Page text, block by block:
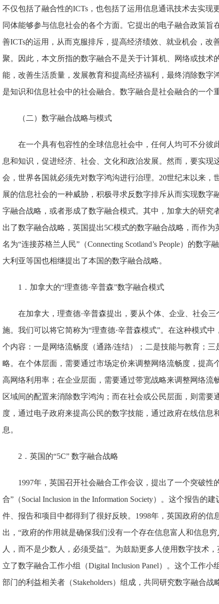
不仅包括了融合性的ICTs，也包括了运用信息通讯技术去实现
同体能够参与信息社会的各个方面。它提出的电子融合政策旨
善ICTs的运用，从而克服排斥，提高经济绩效、就业机会，改
聚。因此，本文所指的数字融合不是关于计算机、网络或技术
能，改善生活质量，发展教育和提高经济福利，最终消除数字
是知识和信息社会中的社会融合。数字融合是社会融合的一个
（二）数字融合战略与模式
在一个具有包容性的全球信息社会中，任何人均可不分彼
息和知识，促进经济、社会、文化和政治发展。然而，要实现
会，世界各国就必须先对数字鸿沟进行治理。20世纪末以来，
展的信息社会的一种威胁，积极寻求反数字排斥从而实现数字
字融合战略，或者形成了数字融合模式。其中，加拿大的研究
出了数字融合战略，英国提出5C模式的数字融合战略，而作为
名为“连接苏格兰人民”（Connecting Scotland’s People）的数
大利亚等国也相继提出了本国的数字融合战略。
1．加拿大的“理查德·辛普森”数字融合模式
在加拿大，理查德·辛普森提出，要从个体、企业、社会
施。我们可以将它简称为“理查德·辛普森模式”。在这种模式
个内容：一是网络流畅度（通路/连结）；二是技能与教育；
略。在个体层面，需要通过市场定价来调整网络流畅度，提高
高网络利用率；在企业层面，需要通过带宽战略来调整网络流
区域间的配置来消除数字鸿沟；而在社会或公民层面，则需要
度，通过电子政府来提高公民的数字技能，通过政府在线信息
息。
2．英国的“5C” 数字融合战略
1997年，英国召开社会融合工作会议，提出了一个突破性
合”（Social Inclusion in the Information Society）。这个报告的
件、报告和项目中都得到了很好反映。1998年，英国政府的信
出，“政府的作用就是确保我们没有一个存在信息富人和信息
人，而不是少数人，必须受益”。为鼓励更多人使用数字技术
立了数字融合工作小组（Digital Inclusion Panel）。这个工作
部门的利益相关者（Stakeholders）组成，共同研究数字融合战